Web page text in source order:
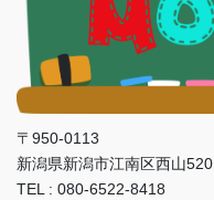
〒950-0113
新潟県新潟市江南区西山520
TEL : 080-6522-8418